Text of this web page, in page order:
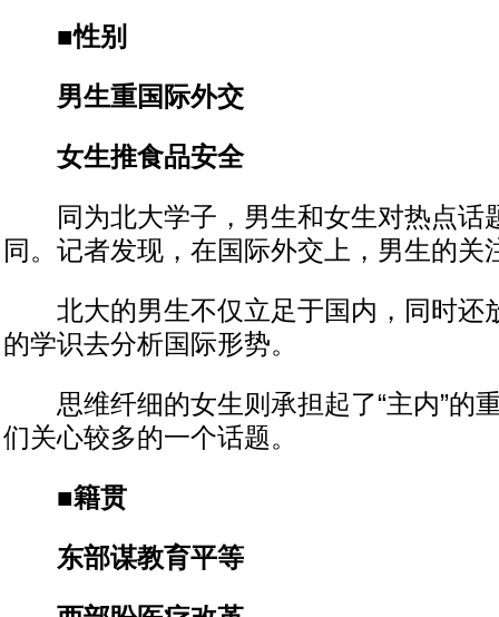
■性别
男生重国际外交
女生推食品安全
同为北大学子，男生和女生对热点话
同。记者发现，在国际外交上，男生的关
北大的男生不仅立足于国内，同时还
的学识去分析国际形势。
思维纤细的女生则承担起了“主内”的
们关心较多的一个话题。
■籍贯
东部谋教育平等